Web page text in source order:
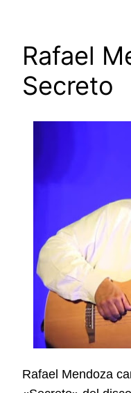
Rafael
Secreto
Rafael Mendoza